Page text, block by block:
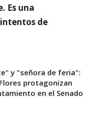
Es una
de
y "señora de feria":
protagonizan
en el Senado